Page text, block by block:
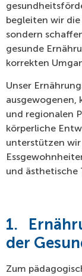
begleiten wir
sondern
gesunde
korrekten
Unser
und regionalen
körperliche
unterstützen
und ästhetische
1.
der
Zum